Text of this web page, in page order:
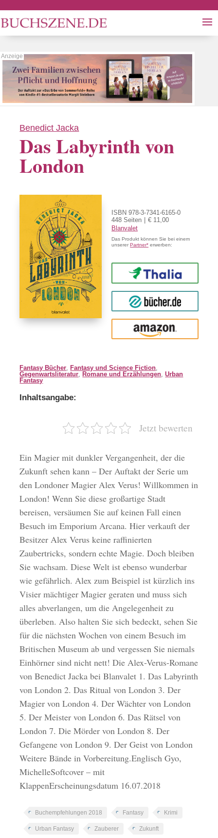
Benedict Jacka
Das Labyrinth von
London
ISBN 978-3-7341-6165-0
448 Seiten
€ 11,00
Blanvalet
Das Produkt können Sie bei einem
unsererPartner* erwerben:
Thalia
buecher.de
Amazon
Fantasy Bücher Fantasy und Science Fiction
Gegenwartsliteratur
Romane und Erzählungen ,Urban
Fantasy
Inhaltsangabe:
Jetzt bewerten
Ein Magier mit dunkler Vergangenheit, der die
Zukunft sehen kann – Der Auftakt der Serie um
den Londoner Magier Alex Verus! Willkommen in
London! Wenn Sie diese großartige Stadt
bereisen, versäumen Sie auf keinen Fall einen
Besuch im Emporium Arcana. Hier verkauft der
Besitzer Alex Verus keine raffinierten
Zaubertricks, sondern echte Magie. Doch bleiben
Sie wachsam. Diese Welt ist ebenso wunderbar
wie gefährlich. Alex zum Beispiel ist kürzlich ins
Visier mächtiger Magier geraten und muss sich
alles abverlangen, um die Angelegenheit zu
überleben. Also halten Sie sich bedeckt, sehen Sie
für die nächsten Wochen von einem Besuch im
Britischen Museum ab und vergessen Sie niemals
Einhörner sind nicht nett! Die Alex-Verus-Romane
von Benedict Jacka bei Blanvalet 1. Das Labyrinth
von London 2. Das Ritual von London 3. Der
Magier von London 4. Der Wächter von London
5. Der Meister von London 6. Das Rätsel von
London 7. Die Mörder von London 8. Der
Gefangene von London 9. Der Geist von London
Weitere Bände in Vorbereitung.Englisch Gyo,
MichelleSoftcover – mit
KlappenErscheinungsdatum 16.07.2018
Buchempfehlungen 2018 Fantasy Krimi
Urban Fantasy Zauberer Zukunft